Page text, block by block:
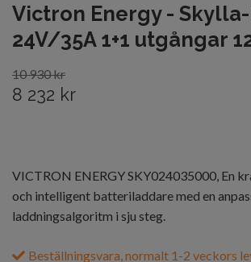
Victron Energy - Skylla-
24V/35A 1+1 utgångar
10 930 kr
8 232 kr
VICTRON ENERGY SKY024035000, En
och intelligent batteriladdare med en
laddningsalgoritm i sju steg.
Beställningsvara, normalt 1-2 veckors